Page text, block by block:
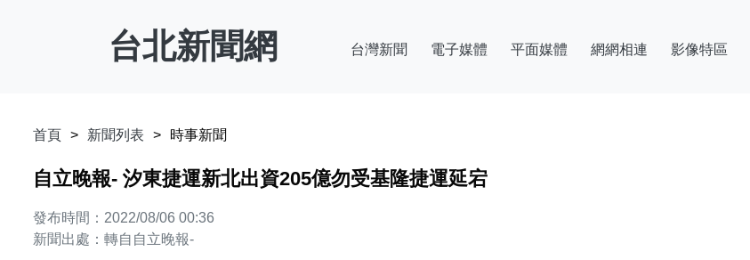
台北新聞網 台灣新聞 電子媒體 平面媒體 網網相連 影像特區
首頁 新聞列表 時事新聞
自立晚報- 汐東捷運新北出資205億勿受基隆捷運延宕
發布時間：2022/08/06 00:36
新聞出處：轉自自立晚報-